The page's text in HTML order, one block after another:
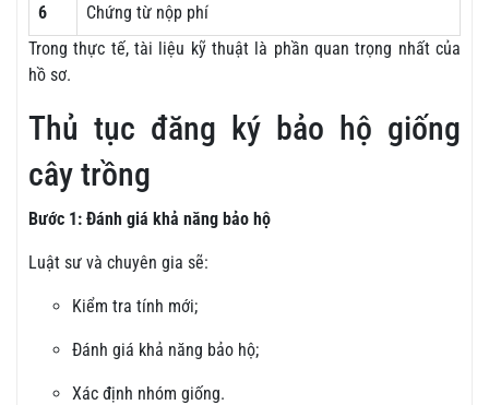
6
Chứng từ nộp phí
Trong thực tế, tài liệu kỹ thuật là phần quan trọng nhất của
hồ sơ.
Thủ tục đăng ký bảo hộ giống
cây trồng
Bước 1: Đánh giá khả năng bảo hộ
Luật sư và chuyên gia sẽ:
Kiểm tra tính mới;
Đánh giá khả năng bảo hộ;
Xác định nhóm giống.